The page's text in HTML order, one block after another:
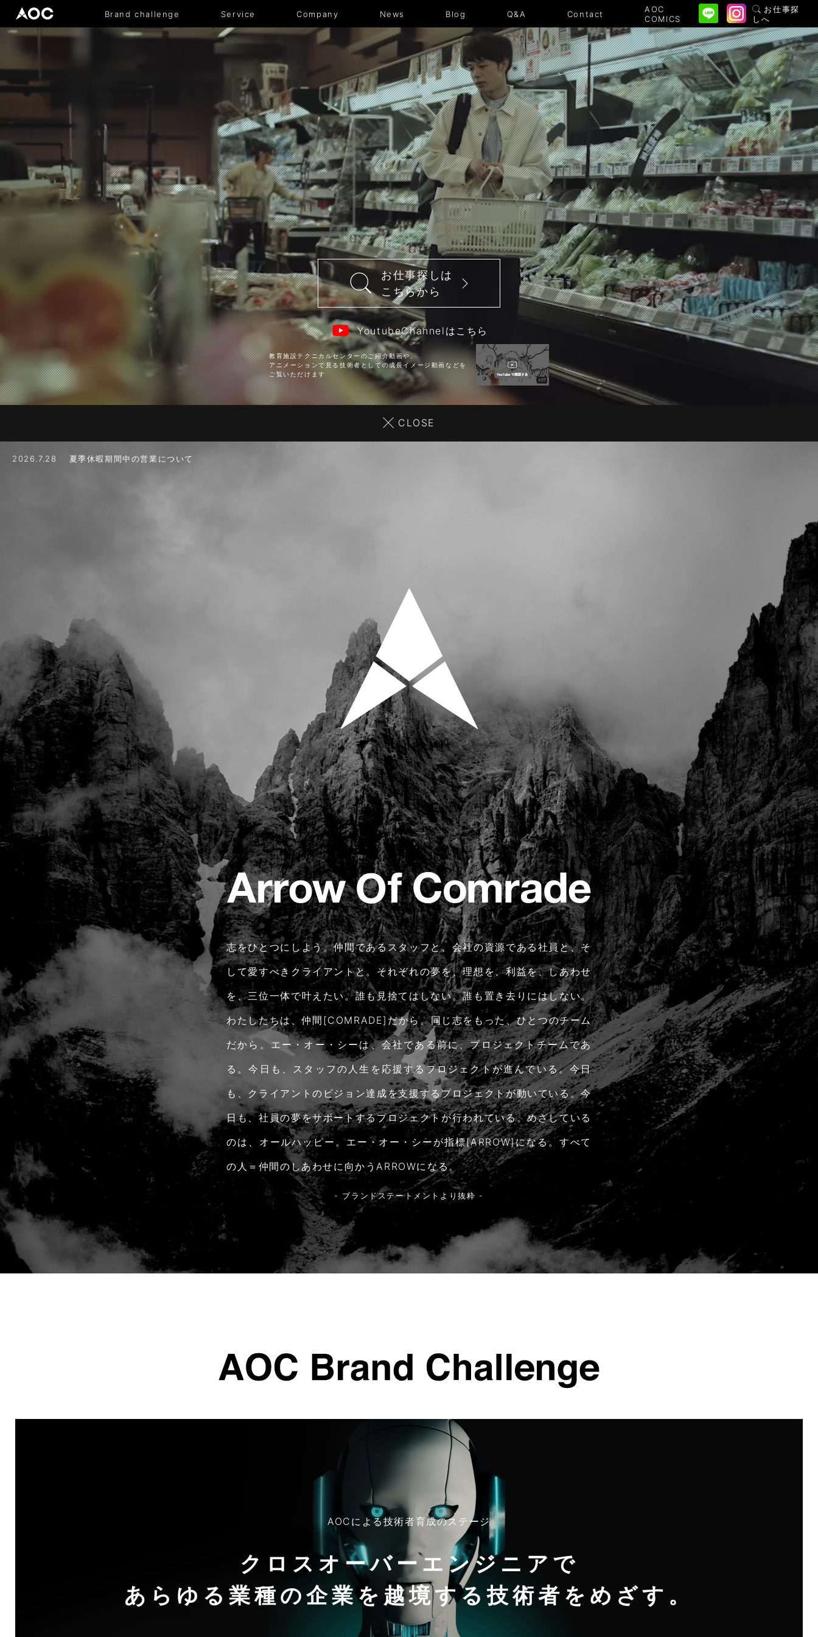
Brand challenge Service Company News Blog Q&A Contact
AOC
COMICS
お仕事探
しへ
お仕事探しは
こちらから
YoutubeChannelはこちら
教育施設テクニカルセンターのご紹介動画や、
アニメーションで見る技術者としての成長イメージ動画などを
ご覧いただけます
CLOSE
2026.7.28 夏季休暇期間中の営業について
志をひとつにしよう。仲間であるスタッフと、会社の資源である社員と、そ
して愛すべきクライアントと。それぞれの夢を、理想を、利益を、しあわせ
を、三位一体で叶えたい。誰も見捨てはしない。誰も置き去りにはしない。
わたしたちは、仲間[COMRADE]だから。同じ志をもった、ひとつのチーム
だから。エー・オー・シーは、会社である前に、プロジェクトチームであ
る。今日も、スタッフの人生を応援するプロジェクトが進んでいる。今日
も、クライアントのビジョン達成を支援するプロジェクトが動いている。今
日も、社員の夢をサポートするプロジェクトが行われている。めざしている
のは、オールハッピー。エー・オー・シーが指標[ARROW]になる。すべて
の人＝仲間のしあわせに向かうARROWになる。
- ブランドステートメントより抜粋 -
AOCによる技術者育成のステージ
クロスオーバーエンジニアで
あらゆる業種の企業を 越境する技術者をめざす。